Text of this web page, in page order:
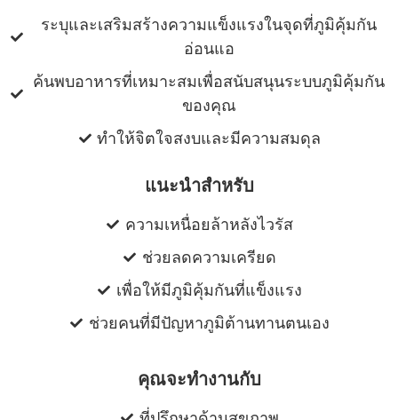
ระบุและเสริมสร้างความแข็งแรงในจุดที่ภูมิคุ้มกัน
อ่อนแอ
ค้นพบอาหารที่เหมาะสมเพื่อสนับสนุนระบบภูมิคุ้มกัน
ของคุณ
ทำให้จิตใจสงบและมีความสมดุล
แนะนําสําหรับ
ความเหนื่อยล้าหลังไวรัส
ช่วยลดความเครียด
เพื่อให้มีภูมิคุ้มกันที่แข็งแรง
ช่วยคนที่มีปัญหาภูมิต้านทานตนเอง
คุณจะทํางานกับ